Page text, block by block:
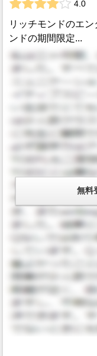
4.0
リッチモンドのエ
ンドの期間限定...